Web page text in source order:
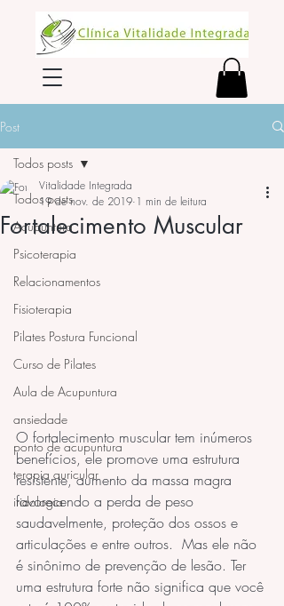
Post
Todos posts
Acupuntura
Psicoterapia
Relacionamentos
Fisioterapia
Pilates Postura Funcional
Curso de Pilates
Aula de Acupuntura
ansiedade
ponto de acupuntura
terapia auricular
iridologia
Todos posts
Fortalecimento Muscular
Vitalidade Integrada
19 de nov. de 2019 1 min de leitura
O fortalecimento muscular tem inúmeros
benefícios, ele promove uma estrutura
resistente, aumento da massa magra
favorecendo a perda de peso
saudavelmente, proteção dos ossos e
articulações e entre outros.  Mas ele não
é sinônimo de prevenção de lesão. Ter
uma estrutura forte não significa que você